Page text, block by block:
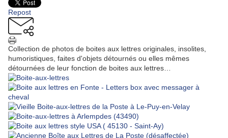
Repost
Collection de photos de boites aux lettres originales, insolites,
humoristiques, faites d'objets détournés ou elles mêmes
détournées de leur fonction de boites aux lettres…